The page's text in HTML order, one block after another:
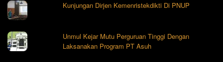
Kunjungan Dirjen Kemenristekdikti Di PNUP
Unmul Kejar Mutu Perguruan Tinggi Dengan
Laksanakan Program PT Asuh